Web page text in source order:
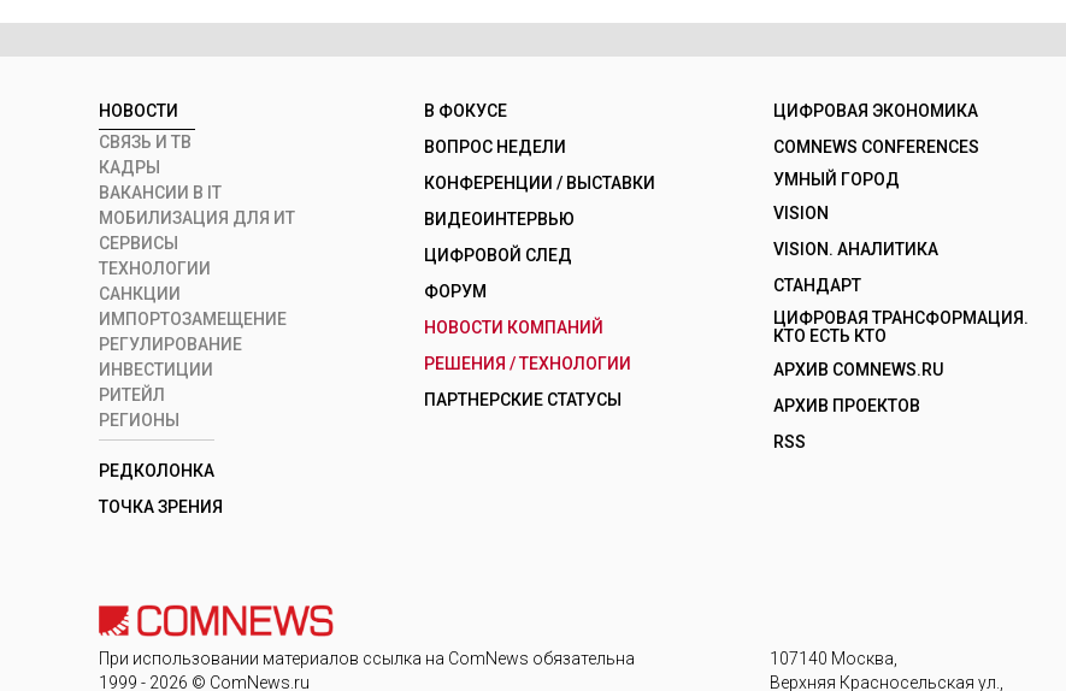
НОВОСТИ
СВЯЗЬ И ТВ
КАДРЫ
ВАКАНСИИ В IT
МОБИЛИЗАЦИЯ ДЛЯ ИТ
СЕРВИСЫ
ТЕХНОЛОГИИ
САНКЦИИ
ИМПОРТОЗАМЕЩЕНИЕ
РЕГУЛИРОВАНИЕ
ИНВЕСТИЦИИ
РИТЕЙЛ
РЕГИОНЫ
РЕДКОЛОНКА
ТОЧКА ЗРЕНИЯ
В ФОКУСЕ
ВОПРОС НЕДЕЛИ
КОНФЕРЕНЦИИ / ВЫСТАВКИ
ВИДЕОИНТЕРВЬЮ
ЦИФРОВОЙ СЛЕД
ФОРУМ
НОВОСТИ КОМПАНИЙ
РЕШЕНИЯ / ТЕХНОЛОГИИ
ПАРТНЕРСКИЕ СТАТУСЫ
ЦИФРОВАЯ ЭКОНОМИКА
COMNEWS CONFERENCES
УМНЫЙ ГОРОД
VISION
VISION. АНАЛИТИКА
СТАНДАРТ
ЦИФРОВАЯ ТРАНСФОРМАЦИЯ.
КТО ЕСТЬ КТО
АРХИВ COMNEWS.RU
АРХИВ ПРОЕКТОВ
RSS
При использовании материалов ссылка на ComNews обязательна
1999 - 2026 © ComNews.ru
107140 Москва,
Верхняя Красносельская ул.,